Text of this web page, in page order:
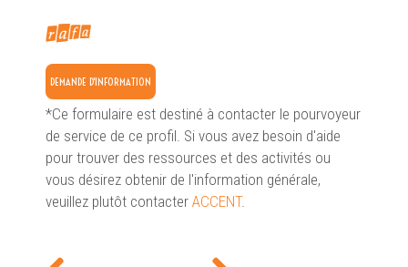
DEMANDE D'INFORMATION
*Ce formulaire est destiné à contacter le pourvoyeur
de service de ce profil. Si vous avez besoin d'aide
pour trouver des ressources et des activités ou
vous désirez obtenir de l'information générale,
veuillez plutôt contacter ACCENT.